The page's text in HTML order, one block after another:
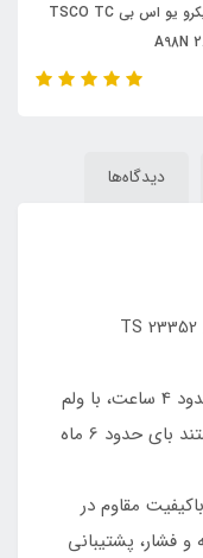
کابل میکرو یو اس بی TSCO TC
A98N
دیدگاه‌ها
مدت زمان شارژدهی در حالت پخش حدود 4 ساعت، با ولم
مقاوم در
فشار، پشتیبانی